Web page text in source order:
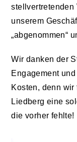
stellvertretenden
unserem
„abgenommen“
Wir danken der
Engagement
Kosten, denn wir
Liedberg eine
die vorher fehlte!